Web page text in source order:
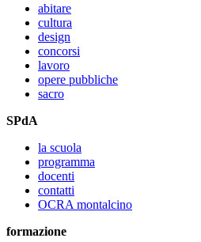
abitare
cultura
design
concorsi
lavoro
opere pubbliche
sacro
SPdA
la scuola
programma
docenti
contatti
OCRA montalcino
formazione